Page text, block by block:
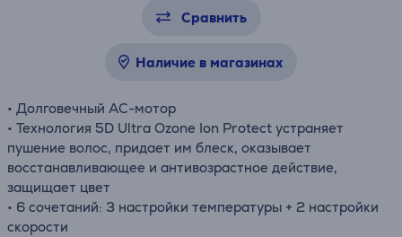
Сравнить
Наличие в магазинах
• Долговечный AC-мотор
• Технология 5D Ultra Ozone Ion Protect устраняет
пушение волос, придает им блеск, оказывает
восстанавливающее и антивозрастное действие,
защищает цвет
• 6 сочетаний: 3 настройки температуры + 2 настройки
скорости